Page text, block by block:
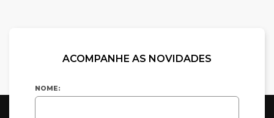
ACOMPANHE AS NOVIDADES
NOME: